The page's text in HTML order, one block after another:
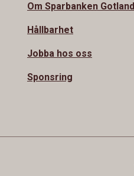
Om Sparbanken Gotland
Hållbarhet
Jobba hos oss
Sponsring